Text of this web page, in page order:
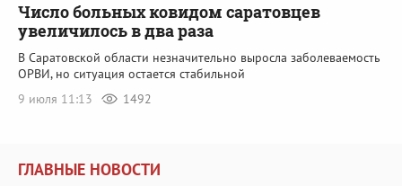
Число больных ковидом саратовцев
увеличилось в два раза
В Саратовской области незначительно выросла заболеваемость
ОРВИ, но ситуация остается стабильной
9 июля 11:13
1492
ГЛАВНЫЕ НОВОСТИ